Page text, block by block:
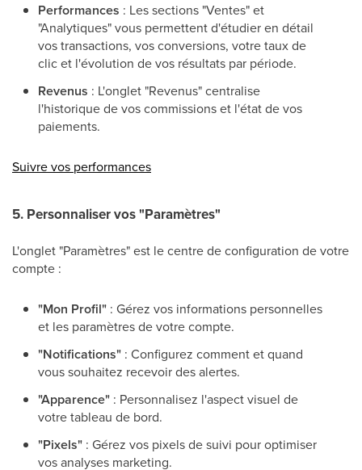
Performances : Les sections "Ventes" et
"Analytiques" vous permettent d'étudier en détail
vos transactions, vos conversions, votre taux de
clic et l'évolution de vos résultats par période.
Revenus : L'onglet "Revenus" centralise
l'historique de vos commissions et l'état de vos
paiements.
Suivre vos performances
5. Personnaliser vos "Paramètres"
L'onglet "Paramètres" est le centre de configuration de votre
compte :
"Mon Profil" : Gérez vos informations personnelles
et les paramètres de votre compte.
"Notifications" : Configurez comment et quand
vous souhaitez recevoir des alertes.
"Apparence" : Personnalisez l'aspect visuel de
votre tableau de bord.
"Pixels" : Gérez vos pixels de suivi pour optimiser
vos analyses marketing.